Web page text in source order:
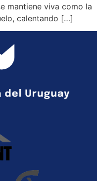
mantiene viva como la
calentando […]